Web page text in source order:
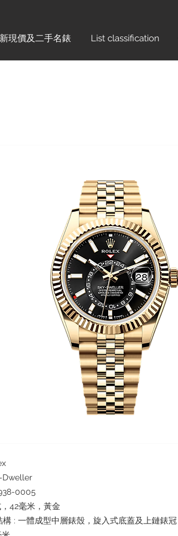
現價及二手名錶 List classification​
Dweller
0005
42毫米，黃金
構 : 一體成型中層錶殼，旋入式底蓋及上鏈錶冠